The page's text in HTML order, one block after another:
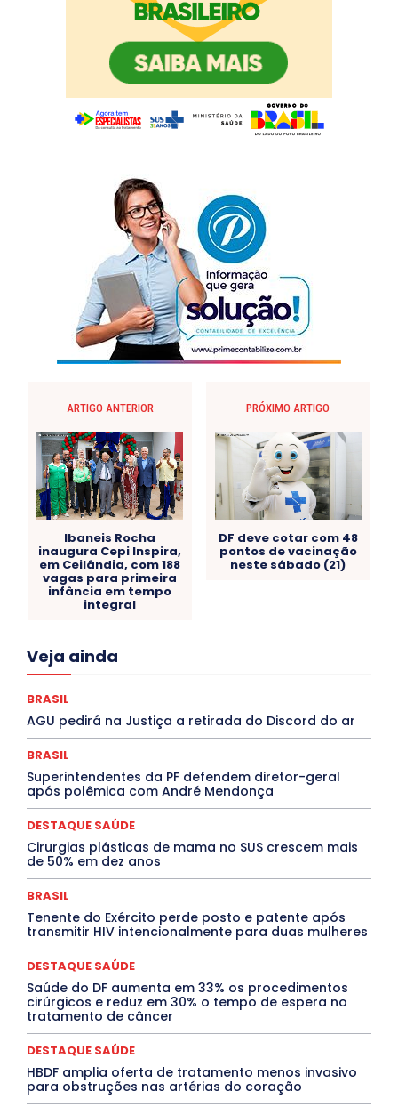
ARTIGO ANTERIOR
Ibaneis Rocha
inaugura Cepi Inspira,
em Ceilândia, com 188
vagas para primeira
infância em tempo
integral
PRÓXIMO ARTIGO
DF deve cotar com 48
pontos de vacinação
neste sábado (21)
Veja ainda
Acre
Congressuanas & Esplanadumas
Covid-19
Crônica Política Crônicas
CULTURA
Cultura e Tal
DANÇA Dengue
Denuncia
DESTAQUES OUTROS
DISTRITO FEDERAL
EDUCAÇÃO
ELEIÇÕES
EMPREGO E OPORTUNIDADES
Especial
Espírito Santo ESPORTE
ESTÁGIO
EVENTOS
Febre Oropouche
Goiás
INTELIGÊNCIA ARTIFICIAL
INTERNACIONAL
MEIO AMBIENTE
MÚSICA
O Plantonista Opinião Oropouche
Paraíba
Paraná Pernambuco Piauí
POLÍTICA
PROCESSO SELETIVO
PUBLIEDITORIAL
QUALIFICAÇÃO PROFISSIONAL
Rio de Janeiro
Rio Grande do Sul
Roraima
Santa Catarina
São Paulo SARAMPO
SAÚDE
Saúde Agora
TÁ FROID?
TEATRO TECNOLOGIA
TIC TAC
Mais
BRASIL
AGU pedirá na Justiça a retirada do Discord do ar
BRASIL
Superintendentes da PF defendem diretor-geral
após polêmica com André Mendonça
DESTAQUE SAÚDE
Cirurgias plásticas de mama no SUS crescem mais
de 50% em dez anos
BRASIL
Tenente do Exército perde posto e patente após
transmitir HIV intencionalmente para duas mulheres
DESTAQUE SAÚDE
Saúde do DF aumenta em 33% os procedimentos
cirúrgicos e reduz em 30% o tempo de espera no
tratamento de câncer
DESTAQUE SAÚDE
HBDF amplia oferta de tratamento menos invasivo
para obstruções nas artérias do coração